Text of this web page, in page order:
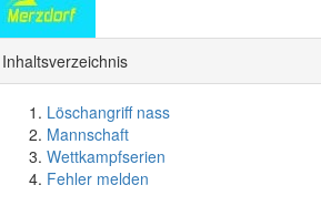
Inhaltsverzeichnis
Löschangriff nass
Mannschaft
Wettkampfserien
Fehler melden